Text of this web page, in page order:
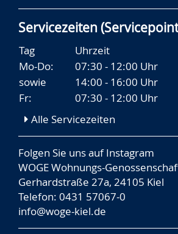
Servicezeiten
Tag
Uhrzeit
Mo-Do:
07:30 - 12:00 Uhr
sowie
14:00 - 16:00 Uhr
Fr:
07:30 - 12:00 Uhr
Alle Servicezeiten
Folgen Sie uns aufInstagram
WOGE Wohnungs-
Gerhardstraße 27a, 24105 Kiel
Telefon: 0431 57067-0
info@woge-kiel.de